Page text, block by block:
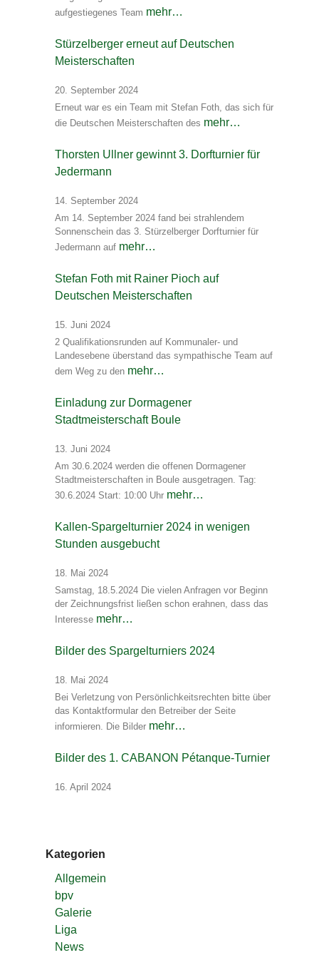
aufgestiegenes Team mehr…
Stürzelberger erneut auf Deutschen
Meisterschaften
20. September 2024
Erneut war es ein Team mit Stefan Foth, das sich für
die Deutschen Meisterschaften des mehr…
Thorsten Ullner gewinnt 3. Dorfturnier für
Jedermann
14. September 2024
Am 14. September 2024 fand bei strahlendem
Sonnenschein das 3. Stürzelberger Dorfturnier für
Jedermann auf mehr…
Stefan Foth mit Rainer Pioch auf
Deutschen Meisterschaften
15. Juni 2024
2 Qualifikationsrunden auf Kommunaler- und
Landesebene überstand das sympathische Team auf
dem Weg zu den mehr…
Einladung zur Dormagener
Stadtmeisterschaft Boule
13. Juni 2024
Am 30.6.2024 werden die offenen Dormagener
Stadtmeisterschaften in Boule ausgetragen. Tag:
30.6.2024 Start: 10:00 Uhr mehr…
Kallen-Spargelturnier 2024 in wenigen
Stunden ausgebucht
18. Mai 2024
Samstag, 18.5.2024 Die vielen Anfragen vor Beginn
der Zeichnungsfrist ließen schon erahnen, dass das
Interesse mehr…
Bilder des Spargelturniers 2024
18. Mai 2024
Bei Verletzung von Persönlichkeitsrechten bitte über
das Kontaktformular den Betreiber der Seite
informieren. Die Bilder mehr…
Bilder des 1. CABANON Pétanque-Turnier
16. April 2024
Kategorien
Allgemein
bpv
Galerie
Liga
News